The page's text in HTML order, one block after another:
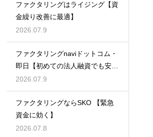
ファクタリングはライジング【資
金繰り改善に最適】
2026.07.9
ファクタリングnaviドットコム・
即日【初めての法人融資でも安
心】
2026.07.9
ファクタリングならSKO 【緊急
資金に効く】
2026.07.8